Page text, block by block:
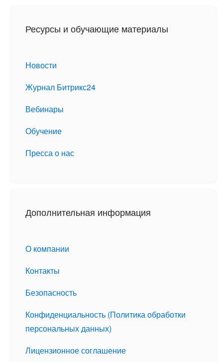
Ресурсы и обучающие материалы
Новости
Журнал Битрикс24
Вебинары
Обучение
Пресса о нас
Дополнительная информация
О компании
Контакты
Безопасность
Конфиденциальность (Политика обработки
персональных данных)
Лицензионное соглашение